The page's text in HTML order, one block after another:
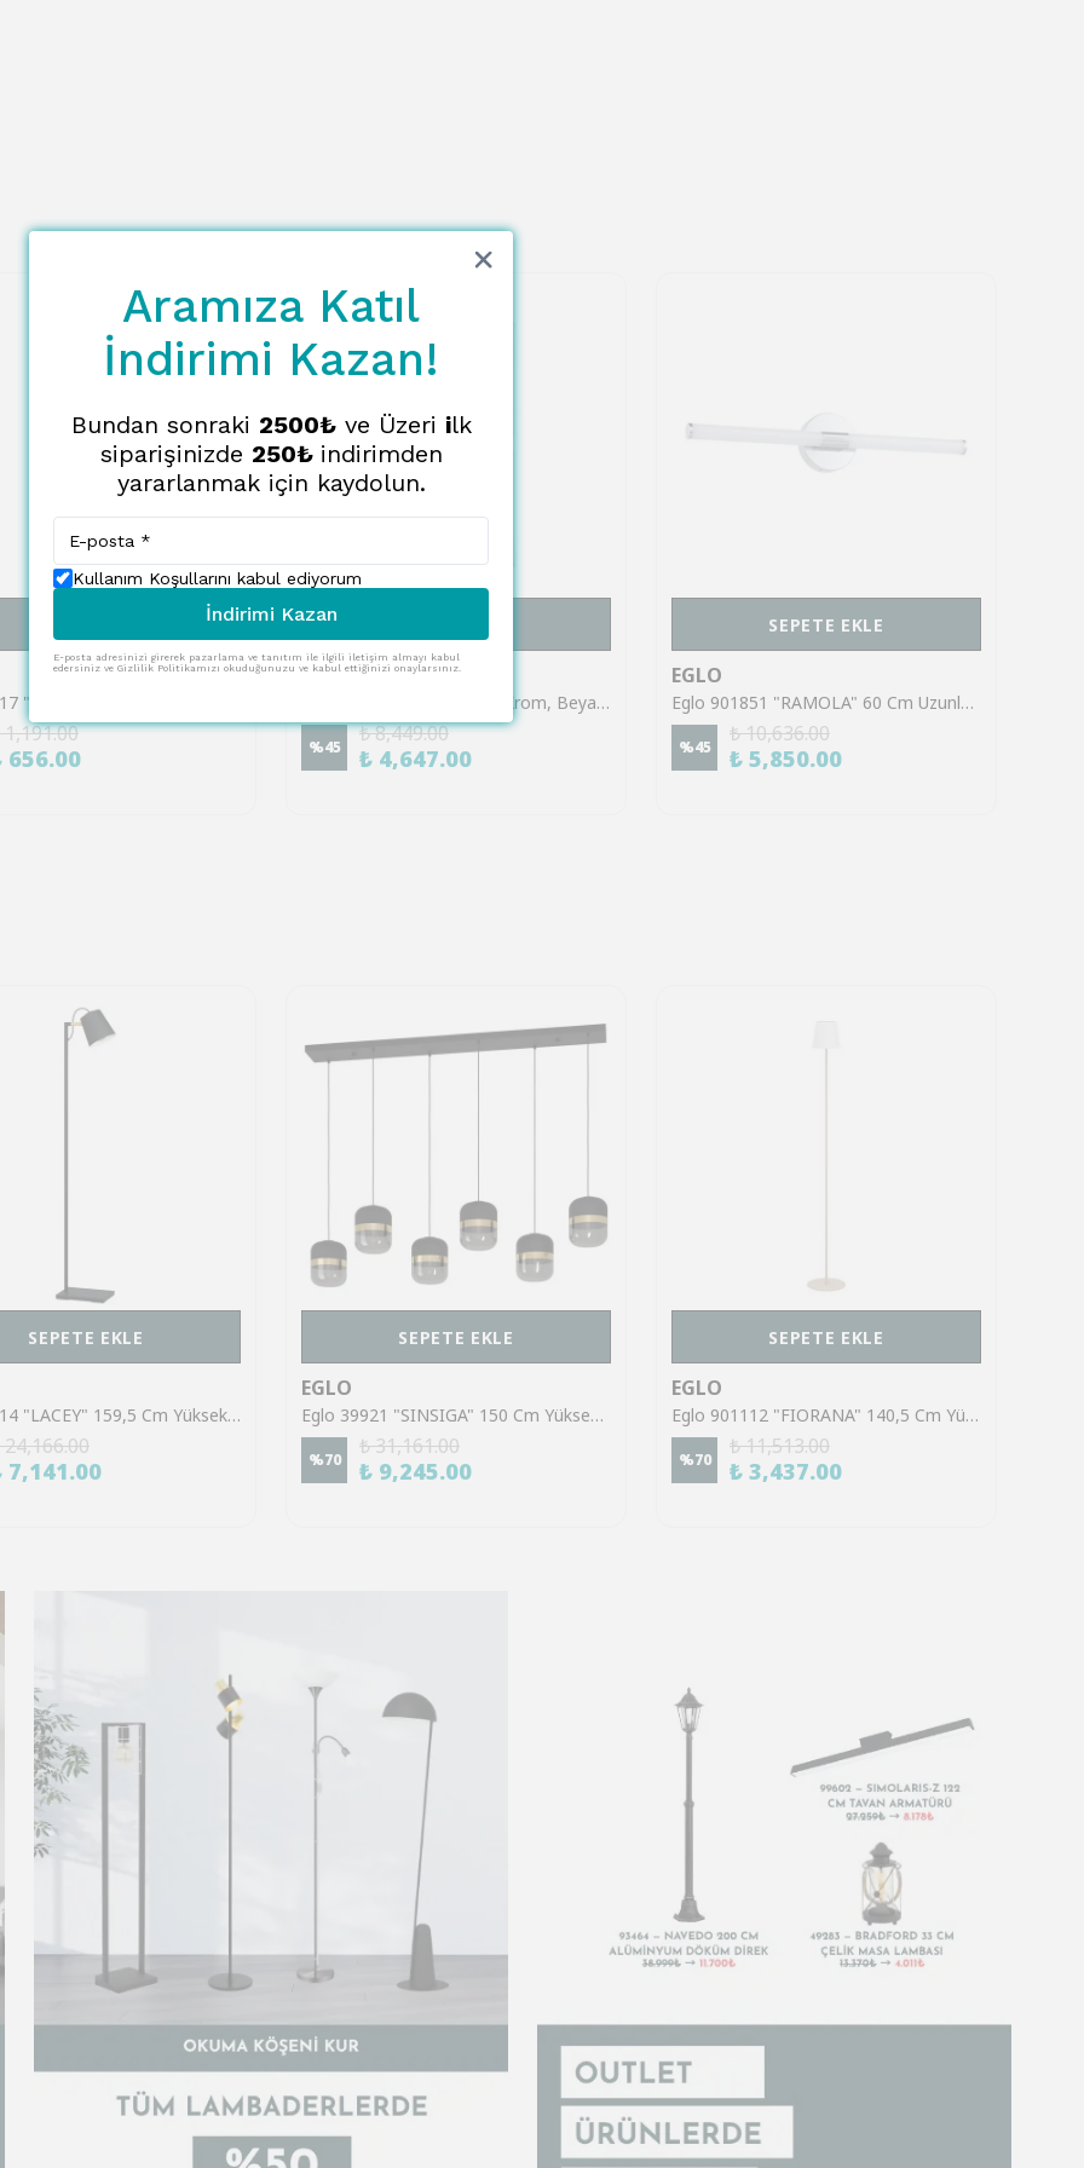
1,191.00
656.00
EGLO
Eglo 95368 "PASSA" Çelik Krom, Beyaz Duvar Aplik
%45
₺ 8,449.00
₺ 4,647.00
SEPETE EKLE
EGLO
Eglo 901851 "RAMOLA" 60 Cm Uzunluğunda Krom Çelik Duvar Aplik Ip44
%45
₺ 10,636.00
₺ 5,850.00
SEPETE EKLE
Eglo 43614 "LACEY" 159,5 Cm Yüksekliğinde Çelik, Ahşap Köşe Lambası Lambader
24,166.00
7,141.00
SEPETE EKLE
EGLO
Eglo 39921 "SINSIGA" 150 Cm Yüksekliğinde Çelik Siyah Sarkıt Avize
%70
₺ 31,161.00
₺ 9,245.00
SEPETE EKLE
EGLO
Eglo 901112 "FIORANA" 140,5 Cm Yüksekliğinde Çelik Köşe Lambası Lambader
%70
₺ 11,513.00
₺ 3,437.00
Aramıza Katıl
İndirimi Kazan!
Bundan sonraki 2500₺ve Üzeri ilk
siparişinizde 250₺ indirimden
yararlanmak için kaydolun.
Kullanım Koşullarını kabul ediyorum
İndirimi Kazan
E-posta adresinizi girerek pazarlama ve tanıtım ile ilgili iletişim almayı kabul
edersiniz ve Gizlilik Politikamızı okuduğunuzu ve kabul ettiğinizi onaylarsınız.